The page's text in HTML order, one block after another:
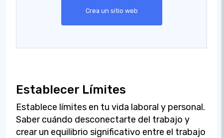
Crea un sitio web
Establecer Límites
Establece límites en tu vida laboral y personal.
Saber cuándo desconectarte del trabajo y
crear un equilibrio significativo entre el trabajo